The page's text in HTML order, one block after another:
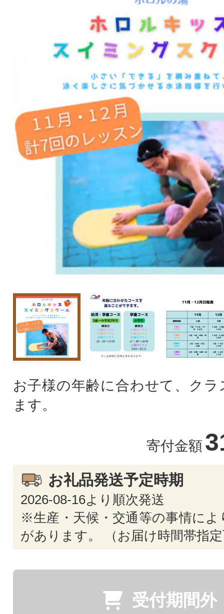
お子様の年齢に合わせて、ク
ます。
寄付金額
お礼品発送予定時期
2026-08-16より順次発送
※生産・天候・交通等の事情によ
があります。 （お届け時間帯指
受付期間外